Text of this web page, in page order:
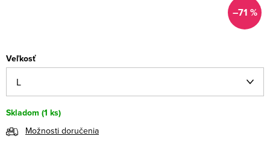
–71 %
Veľkosť
Skladom (1 ks)
Možnosti doručenia